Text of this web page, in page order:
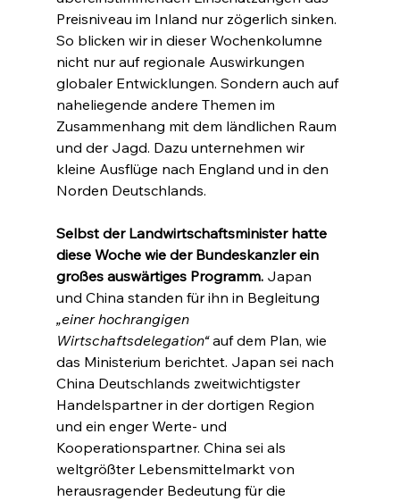
Preisniveau im Inland nur zögerlich sinken.
So blicken wir in dieser Wochenkolumne
nicht nur auf regionale Auswirkungen
globaler Entwicklungen. Sondern auch auf
naheliegende andere Themen im
Zusammenhang mit dem ländlichen Raum
und der Jagd. Dazu unternehmen wir
kleine Ausflüge nach England und in den
Norden Deutschlands.
Selbst der Landwirtschaftsminister hatte
diese Woche wie der Bundeskanzler ein
großes auswärtiges Programm. Japan
und China standen für ihn in Begleitung
„einer hochrangigen
Wirtschaftsdelegation“ auf dem Plan, wie
das Ministerium berichtet. Japan sei nach
China Deutschlands zweitwichtigster
Handelspartner in der dortigen Region
und ein enger Werte- und
Kooperationspartner. China sei als
weltgrößter Lebensmittelmarkt von
herausragender Bedeutung für die